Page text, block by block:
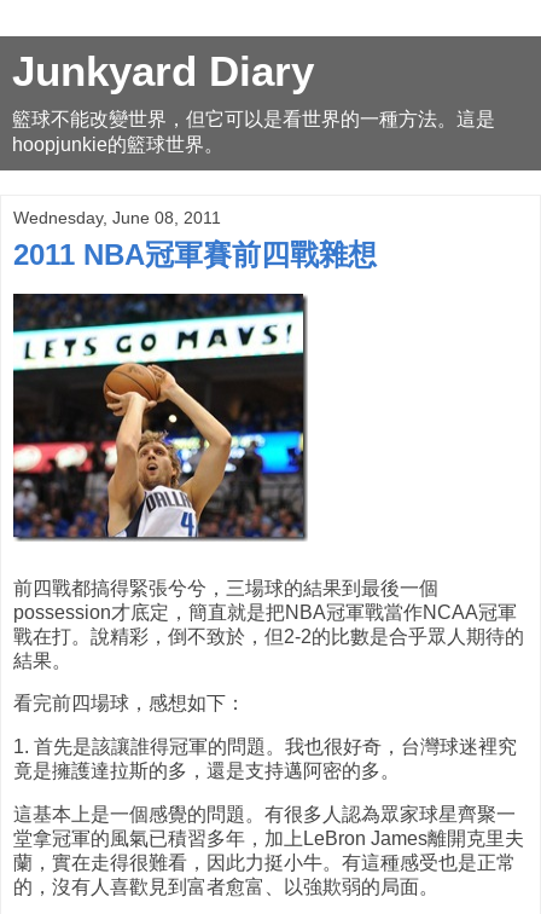
Junkyard Diary
籃球不能改變世界，但它可以是看世界的一種方法。這是
hoopjunkie的籃球世界。
Wednesday, June 08, 2011
2011 NBA冠軍賽前四戰雜想
前四戰都搞得緊張兮兮，三場球的結果到最後一個
possession才底定，簡直就是把NBA冠軍戰當作NCAA冠軍
戰在打。說精彩，倒不致於，但2-2的比數是合乎眾人期待的
結果。
看完前四場球，感想如下：
1. 首先是該讓誰得冠軍的問題。我也很好奇，台灣球迷裡究
竟是擁護達拉斯的多，還是支持邁阿密的多。
這基本上是一個感覺的問題。有很多人認為眾家球星齊聚一
堂拿冠軍的風氣已積習多年，加上LeBron James離開克里夫
蘭，實在走得很難看，因此力挺小牛。有這種感受也是正常
的，沒有人喜歡見到富者愈富、以強欺弱的局面。